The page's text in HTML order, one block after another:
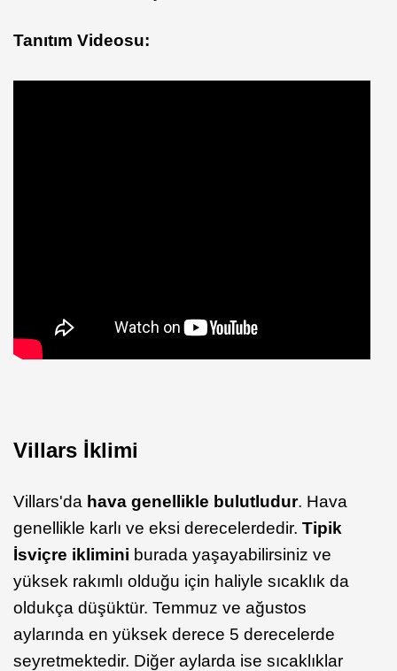
Tanıtım Videosu:
Villars İklimi
Villars'da hava genellikle bulutludur. Hava
genellikle karlı ve eksi derecelerdedir. Tipik
İsviçre iklimini burada yaşayabilirsiniz ve
yüksek rakımlı olduğu için haliyle sıcaklık da
oldukça düşüktür. Temmuz ve ağustos
aylarında en yüksek derece 5 derecelerde
seyretmektedir. Diğer aylarda ise sıcaklıklar